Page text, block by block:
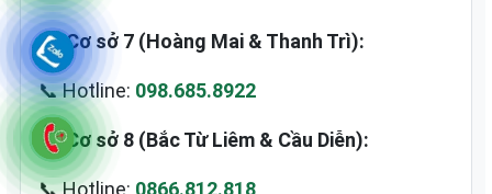
🏠Cơ sở 7 (Hoàng Mai & Thanh Trì):
📞 Hotline: 098.685.8922
🏠Cơ sở 8 (Bắc Từ Liêm & Cầu Diễn):